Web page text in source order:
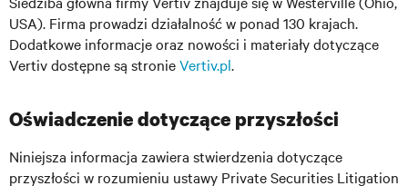
USA). Firma prowadzi działalność w ponad 130 krajach.
Dodatkowe informacje oraz nowości i materiały dotyczące
Vertiv dostępne są stronieVertiv.pl.
Oświadczenie dotyczące przyszłości
Niniejsza informacja zawiera stwierdzenia dotyczące
przyszłości w rozumieniu ustawy Private Securities Litigation